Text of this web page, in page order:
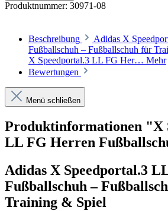
Produktnummer: 30971-08
Beschreibung
Adidas X
Fußballschuh – Fußballschuh für
X Speedportal.3 LL FG Her… Mehr
Bewertungen
Menü schließen
Produktinformationen "X
LL FG Herren
Adidas X Speedportal.3
Fußballschuh –
Training & Spiel